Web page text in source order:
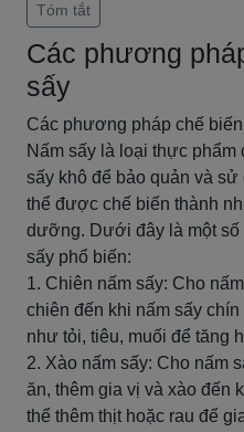
Tóm tắt
Các phương
sấy
Các phương pháp chế
Nấm sấy là loại thực
sấy khô để bảo quản và
thể được chế biến thành
dưỡng. Dưới đây là một
sấy phổ biến:
1. Chiên nấm sấy: Cho
chiên đến khi nấm sấy
như tỏi, tiêu, muối để tăng
2. Xào nấm sấy: Cho nấm
ăn, thêm gia vị và xào đến
thể thêm thịt hoặc rau để